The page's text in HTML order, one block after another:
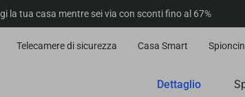
la tua casa mentre sei via con sconti fino al 67%
Telecamere di sicurezza Casa Smart
Dettaglio